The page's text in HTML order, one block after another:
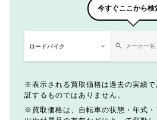
今すぐここから検
表示される買取価格は過去の実績
証するものではありません。
買取価格は、自転車の状態・年式